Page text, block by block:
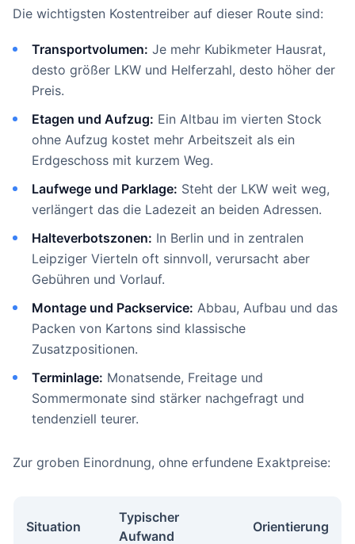
Die wichtigsten Kostentreiber auf dieser Route sind:
Transportvolumen: Je mehr Kubikmeter Hausrat,
desto größer LKW und Helferzahl, desto höher der
Preis.
Etagen und Aufzug: Ein Altbau im vierten Stock
ohne Aufzug kostet mehr Arbeitszeit als ein
Erdgeschoss mit kurzem Weg.
Laufwege und Parklage: Steht der LKW weit weg,
verlängert das die Ladezeit an beiden Adressen.
Halteverbotszonen: In Berlin und in zentralen
Leipziger Vierteln oft sinnvoll, verursacht aber
Gebühren und Vorlauf.
Montage und Packservice: Abbau, Aufbau und das
Packen von Kartons sind klassische
Zusatzpositionen.
Terminlage: Monatsende, Freitage und
Sommermonate sind stärker nachgefragt und
tendenziell teurer.
Zur groben Einordnung, ohne erfundene Exaktpreise:
Situation
Typischer
Aufwand
Orientierung